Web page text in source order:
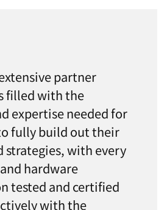
partner
filled with the
expertise needed for
fully build out their
strategies, with every
hardware
tested and certified
with the